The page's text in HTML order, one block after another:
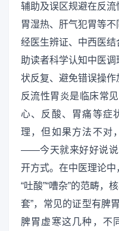
辅助及误区规避在反
胃湿热、肝气犯胃等
经医生辨证、中西医
助读者科学认知中医
状反复、避免错误操作
反流性胃炎是临床常
心、反酸、胃痛等症
理，但如果方法不对
——今天就来好好说说
开方式。在中医理论中
“吐酸”“嘈杂”的范畴，
套”，常见的证型有脾
脾胃虚寒这几种，不